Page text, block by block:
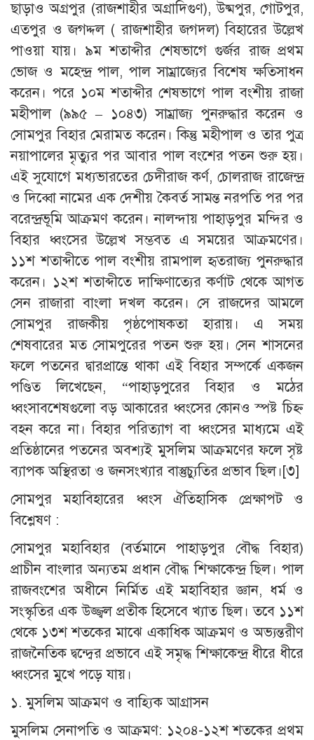
ছাড়াও অগ্রপুর (রাজশাহীর অগ্রাদিগুণ), উষ্মপুর, গোটপুর,
এতপুর ও জগদ্দল ( রাজশাহীর জগদল) বিহারের উল্লেখ
পাওয়া যায়। ৯ম শতাব্দীর শেষভাগে গুর্জর রাজ প্রথম
ভোজ ও মহেন্দ্র পাল, পাল সাম্রাজ্যের বিশেষ ক্ষতিসাধন
করেন। পরে ১০ম শতাব্দীর শেষভাগে পাল বংশীয় রাজা
মহীপাল (৯৯৫ – ১০৪৩) সাম্রাজ্য পুনরুদ্ধার করেন ও
সোমপুর বিহার মেরামত করেন। কিন্তু মহীপাল ও তার পুত্র
নয়াপালের মৃত্যুর পর আবার পাল বংশের পতন শুরু হয়।
এই সুযোগে মধ্যভারতের চেদীরাজ কর্ণ, চোলরাজ রাজেন্দ্র
ও দিব্বো নামের এক দেশীয় কৈবর্ত সামন্ত নরপতি পর পর
বরেন্দ্রভূমি আক্রমণ করেন। নালন্দায় পাহাড়পুর মন্দির ও
বিহার ধ্বংসের উল্লেখ সম্ভবত এ সময়ের আক্রমণের।
১১শ শতাব্দীতে পাল বংশীয় রামপাল হৃতরাজ্য পুনরুদ্ধার
করেন। ১২শ শতাব্দীতে দাক্ষিণাত্যের কর্ণাট থেকে আগত
সেন রাজারা বাংলা দখল করেন। সে রাজদের আমলে
সোমপুর রাজকীয় পৃষ্ঠপোষকতা হারায়। এ সময়
শেষবারের মত সোমপুরের পতন শুরু হয়। সেন শাসনের
ফলে পতনের দ্বারপ্রান্তে থাকা এই বিহার সম্পর্কে একজন
পণ্ডিত লিখেছেন, “পাহাড়পুরের বিহার ও মঠের
ধ্বংসাবশেষগুলো বড় আকারের ধ্বংসের কোনও স্পষ্ট চিহ্ন
বহন করে না। বিহার পরিত্যাগ বা ধ্বংসের মাধ্যমে এই
প্রতিষ্ঠানের পতনের অবশ্যই মুসলিম আক্রমণের ফলে সৃষ্ট
ব্যাপক অস্থিরতা ও জনসংখ্যার বাস্তুচ্যুতির প্রভাব ছিল।[৩]
সোমপুর মহাবিহারের ধ্বংস ঐতিহাসিক প্রেক্ষাপট ও
বিশ্লেষণ :
সোমপুর মহাবিহার (বর্তমানে পাহাড়পুর বৌদ্ধ বিহার)
প্রাচীন বাংলার অন্যতম প্রধান বৌদ্ধ শিক্ষাকেন্দ্র ছিল। পাল
রাজবংশের অধীনে নির্মিত এই মহাবিহার জ্ঞান, ধর্ম ও
সংস্কৃতির এক উজ্জ্বল প্রতীক হিসেবে খ্যাত ছিল। তবে ১১শ
থেকে ১৩শ শতকের মাঝে একাধিক আক্রমণ ও অভ্যন্তরীণ
রাজনৈতিক দ্বন্দ্বের প্রভাবে এই সমৃদ্ধ শিক্ষাকেন্দ্র ধীরে ধীরে
ধ্বংসের মুখে পড়ে যায়।
১. মুসলিম আক্রমণ ও বাহ্যিক আগ্রাসন
মুসলিম সেনাপতি ও আক্রমণ: ১২০৪-১২শ শতকের প্রথম